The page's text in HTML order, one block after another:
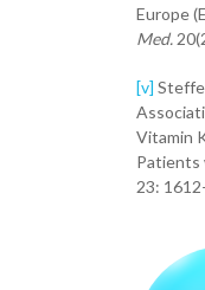
Europe
Med.
[v]
Vitamin
Patients
23: